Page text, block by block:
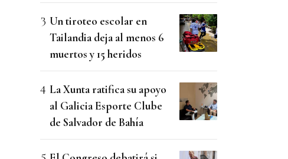
Un tiroteo escolar en
Tailandia deja al menos 6
muertos y 15 heridos
La Xunta ratifica su apoyo
al Galicia Esporte Clube
de Salvador de Bahía